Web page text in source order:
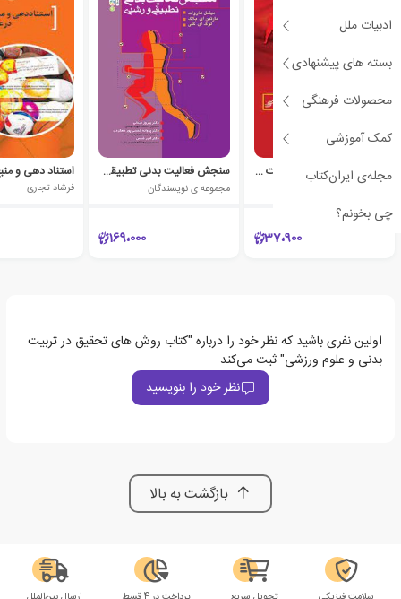
ادبیات ملل
بسته های پیشنهادی
محصولات فرهنگی
کمک آموزشی
مجله‌ی ایران‌کتاب
چی بخونم؟
روش های کیفی در مطالعات ورزشی
مجموعه ی نویسندگان
37،900
سنجش فعالیت بدنی تطبیقی و رشدی
مجموعه ی نویسندگان
169،000
فرشاد تجاری
اولین نفری باشید که نظر خود را درباره "کتاب روش های تحقیق در تربیت
بدنی و علوم ورزشی" ثبت می‌کند
نظر خود را بنویسید
بازگشت به بالا